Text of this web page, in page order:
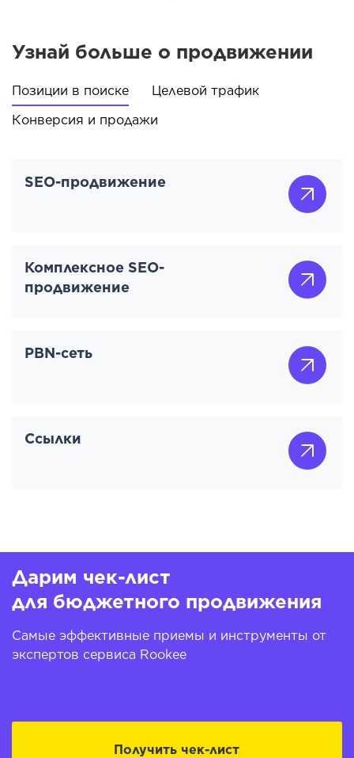
Узнай больше о продвижении
Позиции в поиске
Целевой трафик
Конверсия и продажи
SEO-продвижение
Комплексное SEO-
продвижение
PBN-сеть
Ссылки
Дарим чек-лист
для бюджетного продвижения
Самые эффективные приемы и инструменты от
экспертов сервиса Rookee
Получить чек-лист